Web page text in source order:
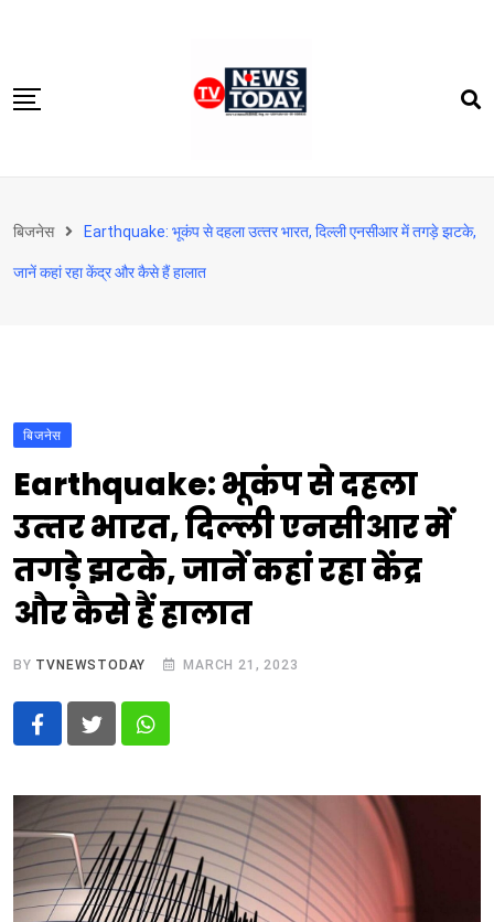
content
दिल्‍ली-एनसीआर
उत्तराखंड
बिजनेस
विदेश
बिजनेस Earthquake: भूकंप से दहला उत्‍तर भारत, दिल्‍ली एनसीआर में तगड़े झटके,
जानें कहां रहा केंद्र और कैसे हैं हालात
बिजनेस
Earthquake: भूकंप से दहला
उत्‍तर भारत, दिल्‍ली एनसीआर में
तगड़े झटके, जानें कहां रहा केंद्र
और कैसे हैं हालात
BY TVNEWSTODAY MARCH 21, 2023
Whatsapp